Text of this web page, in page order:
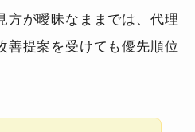
方が曖昧なままでは、代理
善提案を受けても優先順位